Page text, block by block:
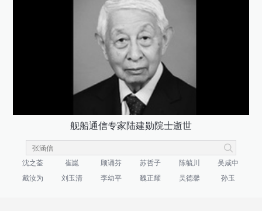
舰船通信专家陆建勋院士逝世
沈之荃 崔崑 顾诵芬 苏哲子 陈毓川
吴咸中
戴汝为
刘玉清 李幼平 魏正耀 吴德馨 孙玉